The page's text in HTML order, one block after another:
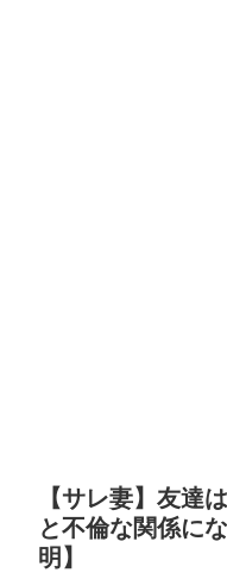
【サレ妻】友達
と不倫な関係に
明】